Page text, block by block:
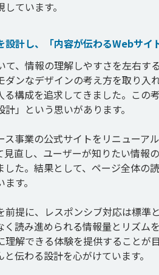
設計し、「内容が伝わるWebサイ
て、情報の理解しやすさを左右す
ダンなデザインの考え方を取り入
る構成を追求してきました。この
」という思いがあります。
ス事業の公式サイトをリニューア
見直し、ユーザーが知りたい情報
した。結果として、ページ全体の
す。
前提に、レスポンシブ対応は標準
読み進められる情報量とリズム
理解できる体験を提供することが